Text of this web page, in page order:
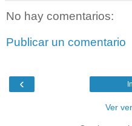
No hay comentarios:
Publicar un comentario
‹
Ver